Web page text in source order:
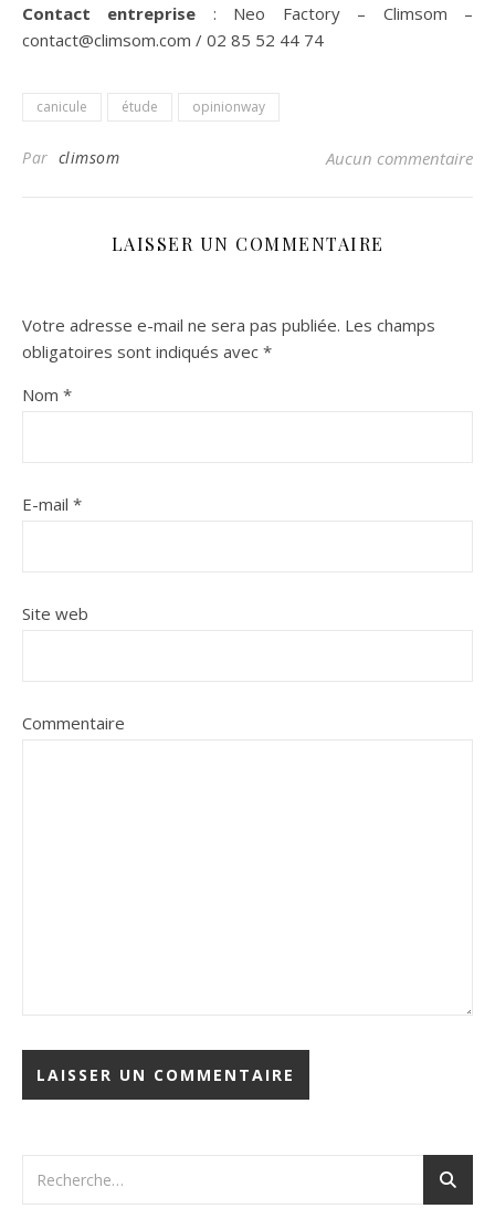
Contact entreprise : Neo Factory – Climsom –
contact@climsom.com / 02 85 52 44 74
canicule étude opinionway
Par climsom Aucun commentaire
LAISSER UN COMMENTAIRE
Votre adresse e-mail ne sera pas publiée. Les champs
obligatoires sont indiqués avec *
Nom *
E-mail *
Site web
Commentaire